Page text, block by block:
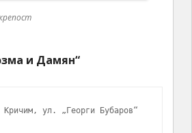
и Дамян“
Кричим, ул. „Георги Бубаров“